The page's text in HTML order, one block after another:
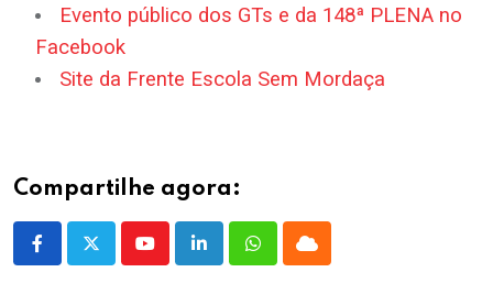
Evento público dos GTs e da 148ª PLENA no
Facebook
Site da Frente Escola Sem Mordaça
Compartilhe agora:
YoutubeLinkedInWhatsappCloud